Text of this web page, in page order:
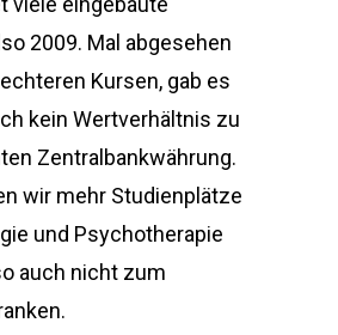
2009. Mal abgesehen
Kursen, gab es
kein Wertverhältnis zu
Zentralbankwährung.
wir mehr Studienplätze
und Psychotherapie
auch nicht zum